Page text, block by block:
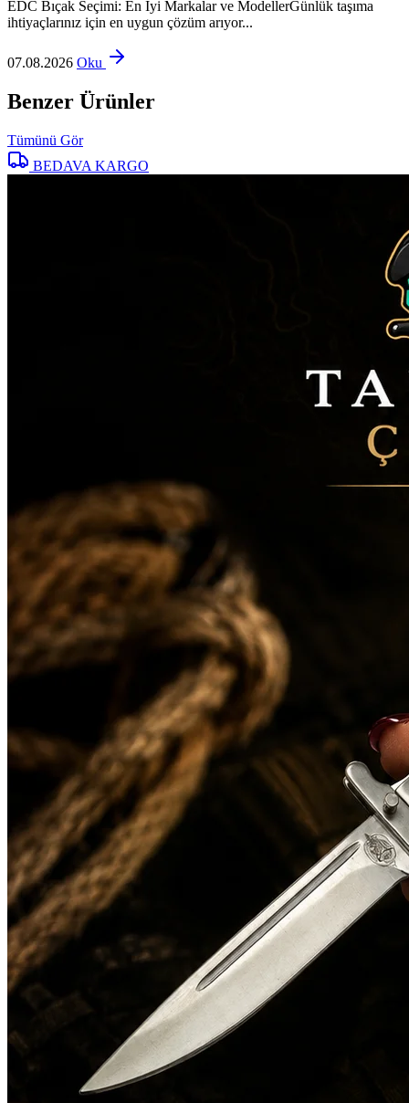
EDC Bıçak Seçimi: En İyi Markalar ve ModellerGünlük taşıma
ihtiyaçlarınız için en uygun çözüm arıyor...
07.08.2026 Oku
Benzer Ürünler
Tümünü Gör
BEDAVA KARGO